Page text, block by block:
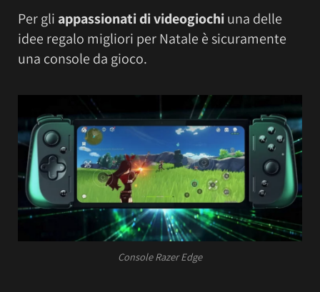
Per gli appassionati di videogiochiuna delle
idee regalo migliori per Natale è sicuramente
una console da gioco.
Console Razer Edge